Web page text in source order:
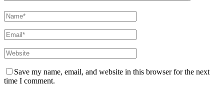
Save my name, email, and website in this browser for the next
time I comment.